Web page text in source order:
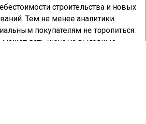
строительства и новых
Тем не менее аналитики
покупателям не торопиться:
может дать шанс на выгодные